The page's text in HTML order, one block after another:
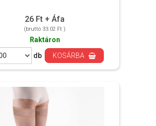
26 Ft + Áfa
(bruttó 33.02 Ft )
Raktáron
db
KOSÁRBA